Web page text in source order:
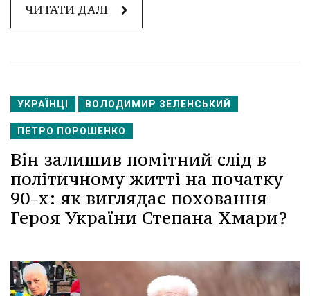
ЧИТАТИ ДАЛІ
УКРАЇНЦІ ВОЛОДИМИР ЗЕЛЕНСЬКИЙ
ПЕТРО ПОРОШЕНКО
Він залишив помітний слід в
політичному житті на початку
90-х: як виглядає поховання
Героя України Степана Хмари?